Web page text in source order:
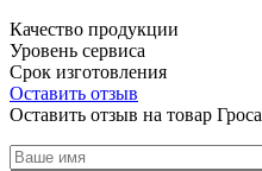
Качество продукции
Уровень сервиса
Срок изготовления
Оставить отзыв
Оставить отзыв на товар Гроса